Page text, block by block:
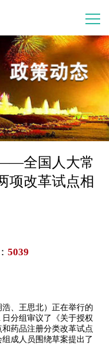
全国人大常
项改革试点相
5039
、王思北）正在举行的
分组审议了《关于授权
药品注册分类改革试点
成人员围绕草案提出了